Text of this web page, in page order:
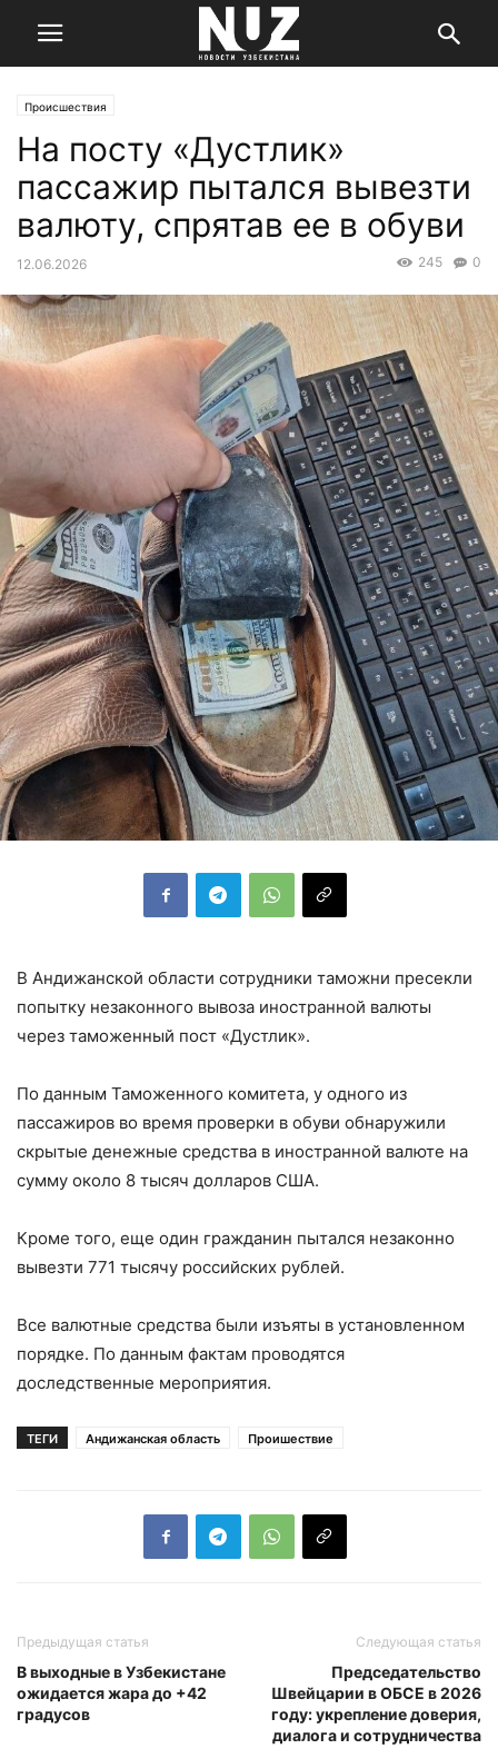
Происшествия
На посту «Дустлик»
пассажир пытался вывезти
валюту, спрятав ее в обуви
12.06.2026 0
245
В Андижанской области сотрудники таможни пресекли
попытку незаконного вывоза иностранной валюты
через таможенный пост «Дустлик».
По данным Таможенного комитета, у одного из
пассажиров во время проверки в обуви обнаружили
скрытые денежные средства в иностранной валюте на
сумму около 8 тысяч долларов США.
Кроме того, еще один гражданин пытался незаконно
вывезти 771 тысячу российских рублей.
Все валютные средства были изъяты в установленном
порядке. По данным фактам проводятся
доследственные мероприятия.
ТЕГИ Андижанская область Проишествие
Предыдущая статья
В выходные в Узбекистане
ожидается жара до +42
градусов
Следующая статья
Председательство
Швейцарии в ОБСЕ в 2026
году: укрепление доверия,
диалога и сотрудничества